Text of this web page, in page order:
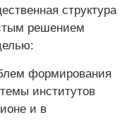
структура
решением
формирования
институтов
и в